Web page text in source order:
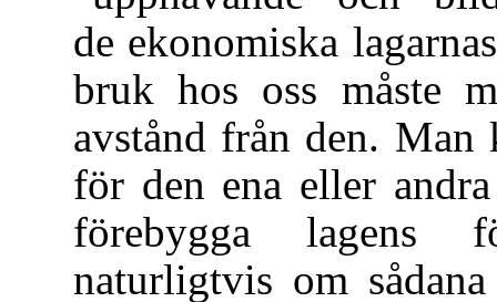
de ekonomiska
bruk hos oss måste
avstånd från den. Man
för den ena eller
förebygga lagens
naturligtvis om